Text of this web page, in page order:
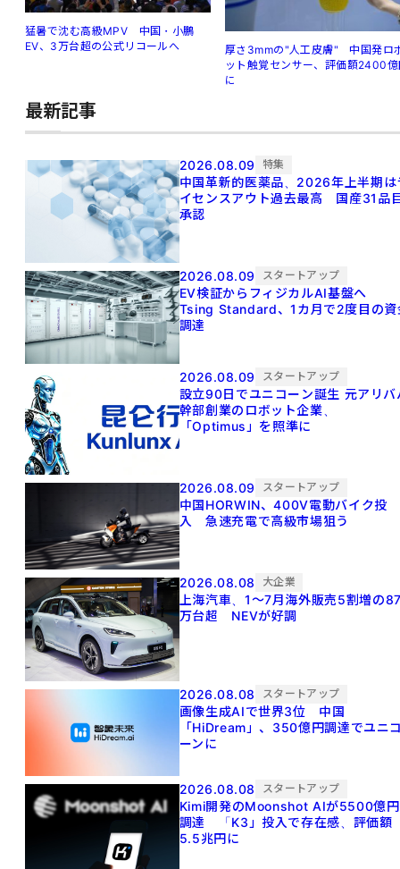
猛暑で沈む高級MPV 中国・小鵬
EV、3万台超の公式リコールへ
厚さ3mmの"人工皮膚" 中国発ロ
ット触覚センサー、評価額2400
に
最新記事
2026.08.09 特集
中国革新的医薬品、2026年上半期は
イセンスアウト過去最高 国産31品
承認
2026.08.09 スタートアップ
EV検証からフィジカルAI基盤へ
Tsing Standard、1カ月で2度目の資
調達
2026.08.09 スタートアップ
設立90日でユニコーン誕生 元アリババ
幹部創業のロボット企業、
「Optimus」を照準に
2026.08.09 スタートアップ
中国HORWIN、400V電動バイク投
入 急速充電で高級市場狙う
2026.08.08 大企業
上海汽車、1～7月海外販売5割増の
万台超 NEVが好調
2026.08.08 スタートアップ
画像生成AIで世界3位 中国
「HiDream」、350億円調達でユニ
ーンに
2026.08.08 スタートアップ
Kimi開発のMoonshot AIが5500億円
調達 「K3」投入で存在感、評価額
5.5兆円に